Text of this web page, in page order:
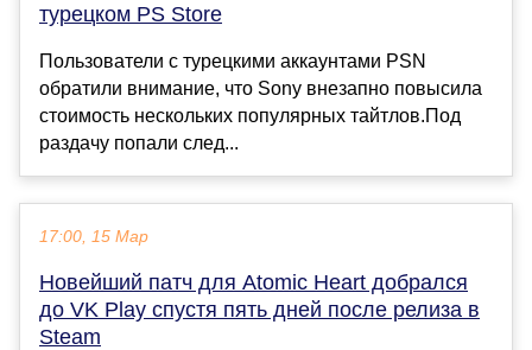
турецком PS Store
Пользователи с турецкими аккаунтами PSN
обратили внимание, что Sony внезапно повысила
стоимость нескольких популярных тайтлов.Под
раздачу попали след...
17:00, 15 Мар
Новейший патч для Atomic Heart добрался
до VK Play спустя пять дней после релиза в
Steam